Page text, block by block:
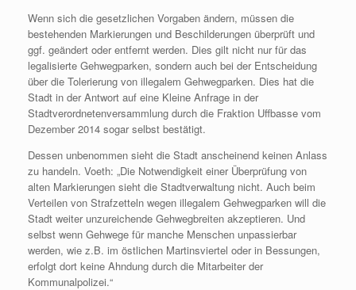
Wenn sich die gesetzlichen Vorgaben ändern, müssen die
bestehenden Markierungen und Beschilderungen überprüft und
ggf. geändert oder entfernt werden. Dies gilt nicht nur für das
legalisierte Gehwegparken, sondern auch bei der Entscheidung
über die Tolerierung von illegalem Gehwegparken. Dies hat die
Stadt in der Antwort auf eine Kleine Anfrage in der
Stadtverordnetenversammlung durch die Fraktion Uffbasse vom
Dezember 2014 sogar selbst bestätigt.
Dessen unbenommen sieht die Stadt anscheinend keinen Anlass
zu handeln. Voeth: „Die Notwendigkeit einer Überprüfung von
alten Markierungen sieht die Stadtverwaltung nicht. Auch beim
Verteilen von Strafzetteln wegen illegalem Gehwegparken will die
Stadt weiter unzureichende Gehwegbreiten akzeptieren. Und
selbst wenn Gehwege für manche Menschen unpassierbar
werden, wie z.B. im östlichen Martinsviertel oder in Bessungen,
erfolgt dort keine Ahndung durch die Mitarbeiter der
Kommunalpolizei.“